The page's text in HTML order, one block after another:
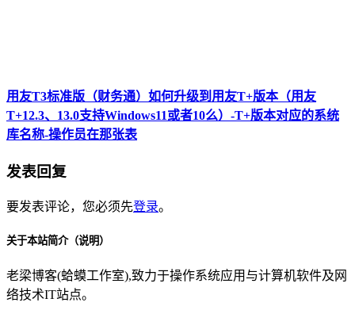
用友T3标准版（财务通）如何升级到用友T+版本（用友
T+12.3、13.0支持Windows11或者10么）-T+版本对应的系统
库名称-操作员在那张表
发表回复
要发表评论，您必须先登录。
关于本站简介（说明）
老梁博客(蛤蟆工作室),致力于操作系统应用与计算机软件及网
络技术IT站点。